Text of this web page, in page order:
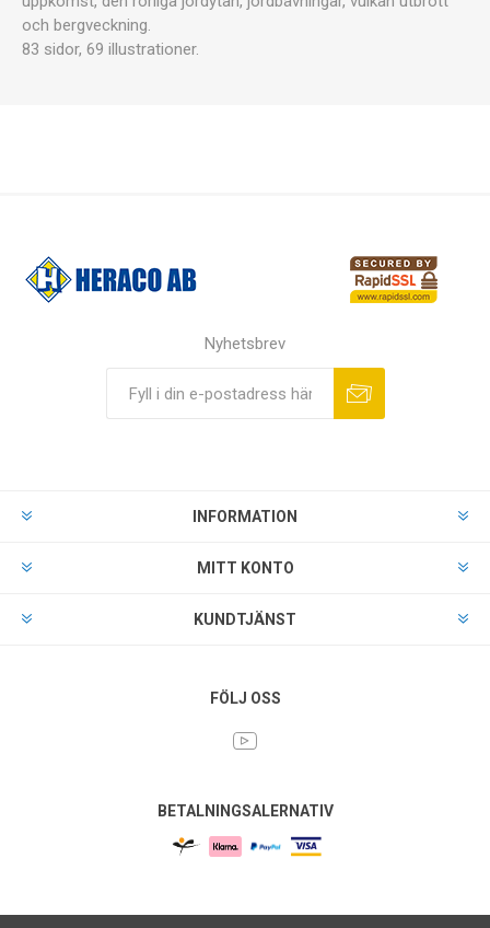
och bergveckning.
83 sidor, 69 illustrationer.
Nyhetsbrev
INFORMATION
MITT KONTO
KUNDTJÄNST
FÖLJ OSS
BETALNINGSALERNATIV